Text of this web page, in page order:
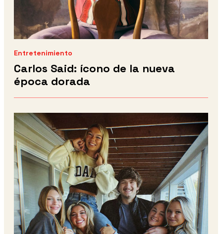
Entretenimiento
Carlos Said: ícono de la nueva
época dorada